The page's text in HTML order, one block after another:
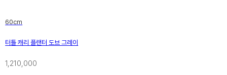
60cm
터틀 캐리 플랜터 도브 그레이
1,210,000